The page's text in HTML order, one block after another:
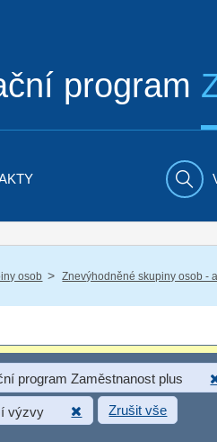
program
osob / Znevýhodněné skupiny osob -
program Zaměstnanost plus
výzvy Zrušit vše